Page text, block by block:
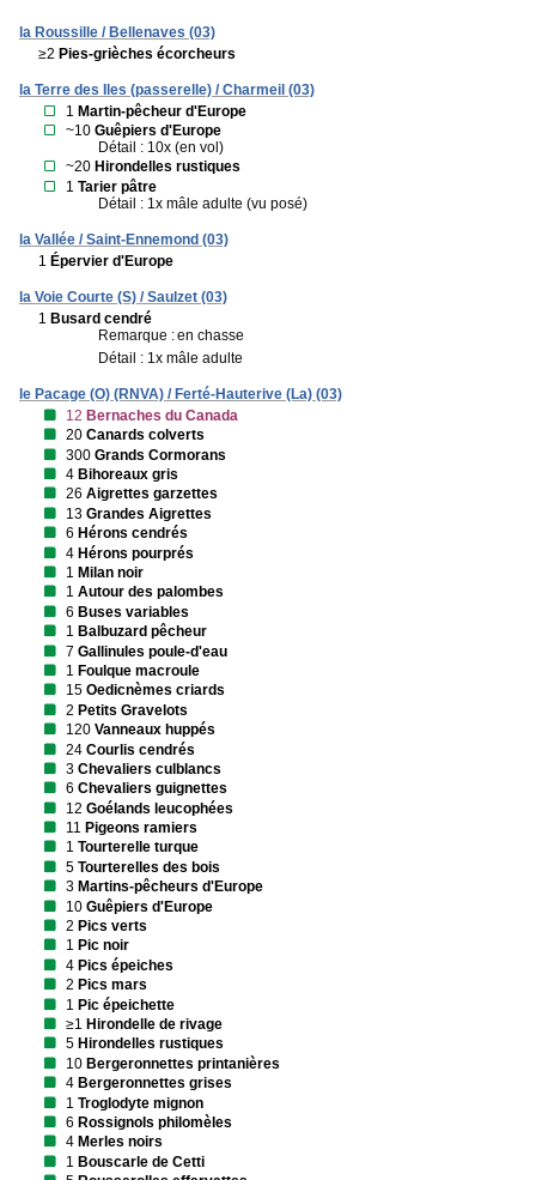
la Roussille / Bellenaves (03)
≥2 Pies-grièches écorcheurs
la Terre des Iles (passerelle) / Charmeil (03)
1 Martin-pêcheur d'Europe
~10 Guêpiers d'Europe
Détail : 10x (en vol)
~20 Hirondelles rustiques
1 Tarier pâtre
Détail : 1x mâle adulte (vu posé)
la Vallée / Saint-Ennemond (03)
1 Épervier d'Europe
la Voie Courte (S) / Saulzet (03)
1 Busard cendré
Remarque :en chasse
Détail : 1x mâle adulte
le Pacage (O) (RNVA) / Ferté-Hauterive (La) (03)
12 Bernaches du Canada
20 Canards colverts
300 Grands Cormorans
4 Bihoreaux gris
26 Aigrettes garzettes
13 Grandes Aigrettes
6 Hérons cendrés
4 Hérons pourprés
1 Milan noir
1 Autour des palombes
6 Buses variables
1 Balbuzard pêcheur
7 Gallinules poule-d'eau
1 Foulque macroule
15 Oedicnèmes criards
2 Petits Gravelots
120 Vanneaux huppés
24 Courlis cendrés
3 Chevaliers culblancs
6 Chevaliers guignettes
12 Goélands leucophées
11 Pigeons ramiers
1 Tourterelle turque
5 Tourterelles des bois
3 Martins-pêcheurs d'Europe
10 Guêpiers d'Europe
2 Pics verts
1 Pic noir
4 Pics épeiches
2 Pics mars
1 Pic épeichette
≥1 Hirondelle de rivage
5 Hirondelles rustiques
10 Bergeronnettes printanières
4 Bergeronnettes grises
1 Troglodyte mignon
6 Rossignols philomèles
4 Merles noirs
1 Bouscarle de Cetti